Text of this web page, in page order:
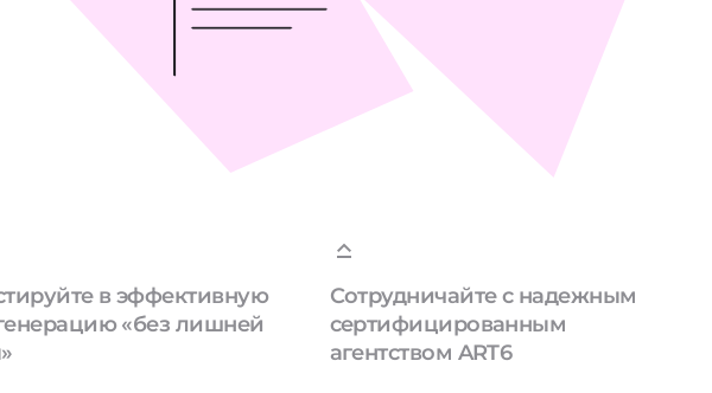
в эффективную
«без лишней
Сотрудничайте с надежным
сертифицированным
агентством ART6